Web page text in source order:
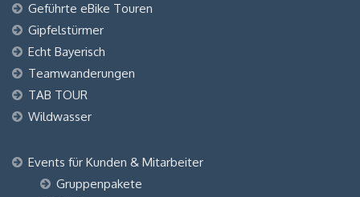
Geführte eBike Touren
Gipfelstürmer
Echt Bayerisch
Teamwanderungen
TAB TOUR
Wildwasser
Events für Kunden & Mitarbeiter
Gruppenpakete